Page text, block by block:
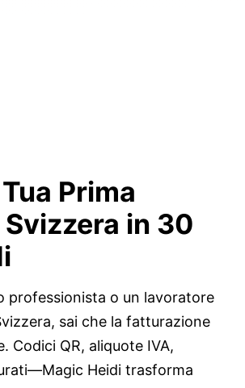
Prima
in 30
professionista o un lavoratore
sai che la fatturazione
Codici QR, aliquote IVA,
Heidi trasforma